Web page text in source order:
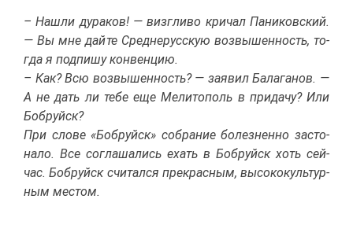
– На­шли ду­ра­ков! — визг­ли­во кри­чал Па­ни­ков­ский.
— Вы мне дай­те Сред­не­рус­скую воз­вы­шен­ность, то­
гда я под­пи­шу кон­вен­цию.
– Как? Всю воз­вы­шен­ность? — за­явил Ба­ла­га­нов. —
А не дать ли те­бе еще Ме­ли­то­поль в при­да­чу? Или
Боб­руйск?
При сло­ве «Боб­руйск» со­бра­ние бо­лез­нен­но за­сто­
на­ло. Все со­гла­ша­лись ехать в Боб­руйск хоть сей­
час. Боб­руйск счи­тал­ся пре­крас­ным, вы­со­ко­куль­тур­
ным ме­стом.